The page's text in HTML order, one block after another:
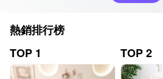
熱銷排行榜
TOP 1
TOP 2